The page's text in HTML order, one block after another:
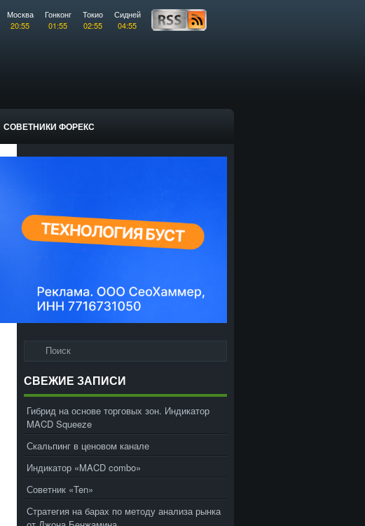
Москва
20:55
Гонконг
01:55
Токио
02:55
Сидней
04:55
СОВЕТНИКИ ФОРЕКС
СВЕЖИЕ ЗАПИСИ
Гибрид на основе торговых зон. Индикатор
MACD Squeeze
Скальпинг в ценовом канале
Индикатор «MACD combo»
Советник «Ten»
Стратегия на барах по методу анализа рынка